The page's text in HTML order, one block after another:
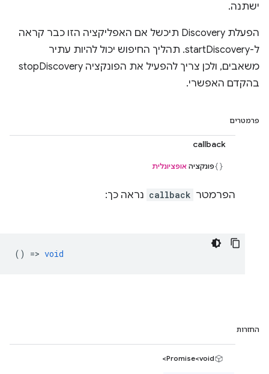
ישתנה.
הפעלת Discovery תיכשל אם האפליקציה הזו כבר קראה
ל-startDiscovery. תהליך החיפוש יכול להיות עתיר
משאבים, ולכן צריך להפעיל את הפונקציה stopDiscovery
בהקדם האפשרי.
פרמטרים
callback
פונקציה אופציונלית
הפרמטר callback נראה כך:
() => void
החזרות
Promise<void>